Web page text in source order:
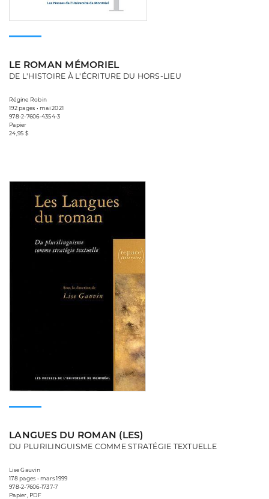
LE ROMAN MÉMORIEL
DE L'HISTOIRE À L'ÉCRITURE DU HORS-LIEU
Régine Robin
192 pages • mai 2021
978-2-7606-4354-3
Papier
24,95 $
LANGUES DU ROMAN (LES)
DU PLURILINGUISME COMME STRATÉGIE TEXTUELLE
Lise Gauvin
178 pages • mars 1999
978-2-7606-1737-7
Papier, PDF